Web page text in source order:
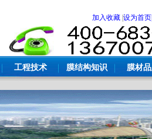
加入收藏 设为首页
工程技术 膜结构知识 膜材